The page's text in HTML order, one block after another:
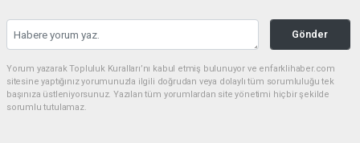
Gönder
Yorum yazarak Topluluk Kuralları’nı kabul etmiş bulunuyor ve enfarklihaber.com
sitesine yaptığınız yorumunuzla ilgili doğrudan veya dolaylı tüm sorumluluğu tek
başınıza üstleniyorsunuz. Yazılan tüm yorumlardan site yönetimi hiçbir şekilde
sorumlu tutulamaz.